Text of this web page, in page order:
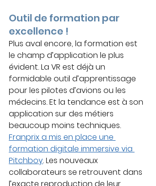
Outil de formation par
excellence !
Plus aval encore, la formation est
le champ d’application le plus
évident. La VR est déjà un
formidable outil d’apprentissage
pour les pilotes d’avions ou les
médecins. Et la tendance est à son
application sur des métiers
beaucoup moins techniques.
Franprix a mis en place une
formation digitale immersive via
Pitchboy. Les nouveaux
collaborateurs se retrouvent dans
l’exacte reproduction de leur